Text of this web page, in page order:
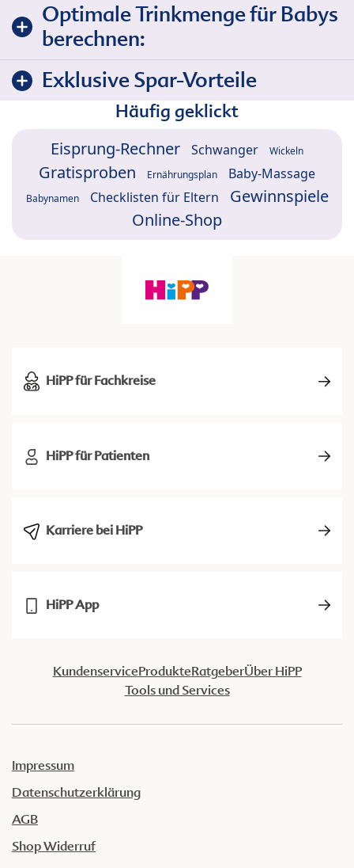
Optimale Trinkmenge für Babys
berechnen:
Exklusive Spar-Vorteile
Häufig geklickt
Eisprung-Rechner Schwanger Wickeln
Gratisproben Ernährungsplan Baby-Massage
Babynamen Checklisten für Eltern
Gewinnspiele
Online-Shop
HiPP für Fachkreise
HiPP für Patienten
Karriere bei HiPP
HiPP App
KundenserviceProdukteRatgeberÜber HiPP
Tools und Services
Impressum
Datenschutzerklärung
AGB
Shop Widerruf